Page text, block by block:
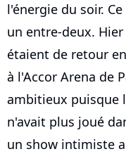
l'énergie du soir.
un entre-deux.
étaient de retour
à l'Accor Arena de
ambitieux puisque
n'avait plus joué
un show intimiste